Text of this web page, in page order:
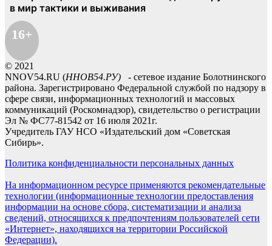
16+
© 2021
NNOV54.RU (ННОВ54.РУ) - сетевое издание Болотнинского
района. Зарегистрировано Федеральной службой по надзору в
сфере связи, информационных технологий и массовых
коммуникаций (Роскомнадзор), свидетельство о регистрации
Эл № ФС77-81542 от 16 июля 2021г.
Учредитель ГАУ НСО «Издательский дом «Советская
Сибирь».
Политика конфиденциальности персональных данных
На информационном ресурсе применяются рекомендательные
технологии (информационные технологии предоставления
информации на основе сбора, систематизации и анализа
сведений, относящихся к предпочтениям пользователей сети
«Интернет», находящихся на территории Российской
Федерации).